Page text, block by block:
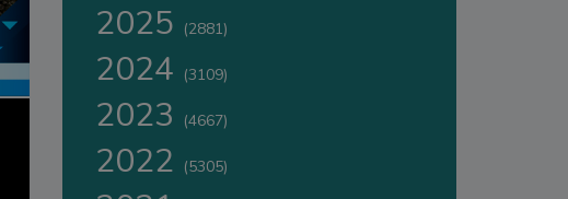
2025 (2881)
2024 (3109)
2023 (4667)
2022 (5305)